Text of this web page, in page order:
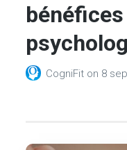
bénéfices
CogniFit on 8